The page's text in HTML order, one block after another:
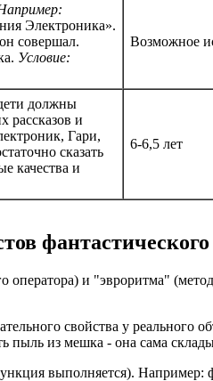
Электроника».
совершал.
Условие:
Возможное
должны
рассказов и
Гари,
сказать
качества и
6-6,5 лет
оператора) и "эвроритма"
свойства у реального
пыль из мешка - она сама
выполняется). Например: